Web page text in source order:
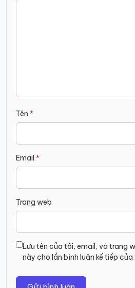
Tên *
Email *
Trang web
Lưu tên của tôi, email, và trang
này cho lần bình luận kế tiếp của